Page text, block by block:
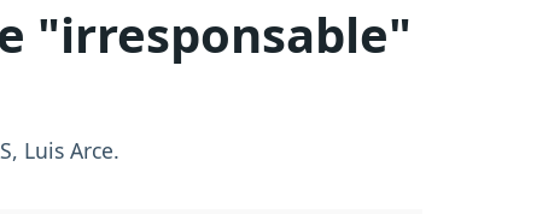
"irresponsable"
Luis Arce.